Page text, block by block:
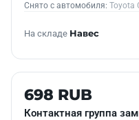
Снято с автомобиля: Toyota
На складе Навес
Б/У В НАЛИЧИИ
698 RUB
Контактная группа